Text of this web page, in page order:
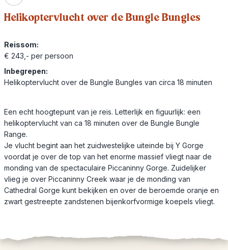
Helikoptervlucht over de Bungle Bungles
Reissom:
€ 243,- per persoon
Inbegrepen:
Helikoptervlucht over de Bungle Bungles van circa 18 minuten
Een echt hoogtepunt van je reis. Letterlijk en figuurlijk: een
helikoptervlucht van ca 18 minuten over de Bungle Bungle
Range.
Je vlucht begint aan het zuidwestelijke uiteinde bij Y Gorge
voordat je over de top van het enorme massief vliegt naar de
monding van de spectaculaire Piccaninny Gorge. Zuidelijker
vlieg je over Piccaninny Creek waar je de monding van
Cathedral Gorge kunt bekijken en over de beroemde oranje en
zwart gestreepte zandstenen bijenkorfvormige koepels vliegt.